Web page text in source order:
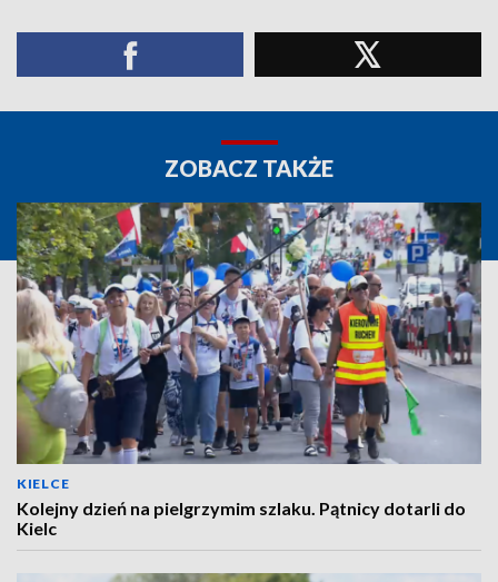
ZOBACZ TAKŻE
KIELCE
Kolejny dzień na pielgrzymim szlaku. Pątnicy dotarli do
Kielc